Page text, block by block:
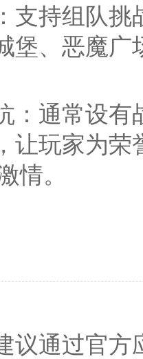
支持组队
堡、恶魔
：通常设有‌
让玩家为荣
情。
议通过官